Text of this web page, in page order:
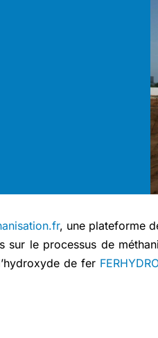
, une plateforme
le processus de
de fer